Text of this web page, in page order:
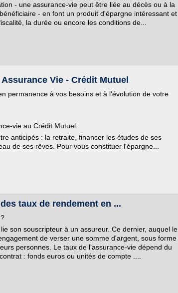
- une assurance-vie peut être liée au décès ou à la
- en font un produit d'épargne intéressant et
la durée ou encore les conditions de...
Vie - Crédit Mutuel
permanence à vos besoins et à l'évolution de votre
vie au Crédit Mutuel.
anticipés : la retraite, financer les études de ses
de ses rêves. Pour vous constituer l'épargne...
taux de rendement en ...
son souscripteur à un assureur. Ce dernier, auquel le
de verser une somme d'argent, sous forme
personnes. Le taux de l'assurance-vie dépend du
: fonds euros ou unités de compte ....